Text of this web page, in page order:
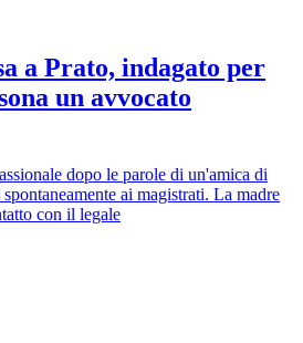
a Prato, indagato per
un avvocato
dopo le parole di un'amica di
ai magistrati. La madre
con il legale